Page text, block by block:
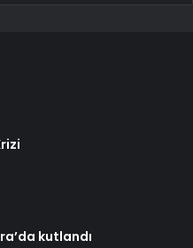
kutlandı